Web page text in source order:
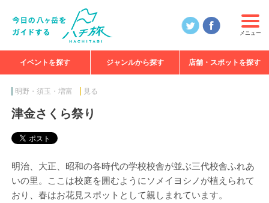
メニュー
イベントを探す ジャンルから探す 店舗・スポットを探す
明野・須玉・増富 見る
津金さくら祭り
明治、大正、昭和の各時代の学校校舎が並ぶ三代校舎ふれあ
いの里。ここは校庭を囲むようにソメイヨシノが植えられて
おり、春はお花見スポットとして親しまれています。